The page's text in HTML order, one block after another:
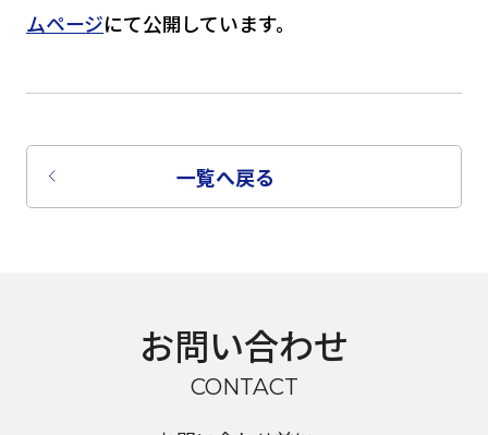
言語を選択
日本語
English
ムページにて公開しています。
一覧へ戻る
お問い合わせ
CONTACT